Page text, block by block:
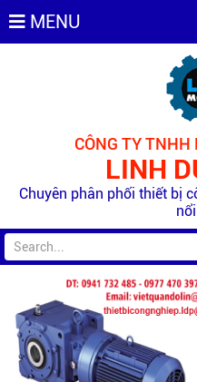
MENU
CÔNG TY
LINH
Chuyên phân phối thiết bị